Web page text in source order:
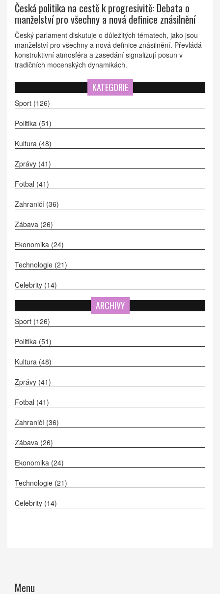
Česká politika na cestě k progresivitě: Debata o
manželství pro všechny a nová definice znásilnění
Český parlament diskutuje o důležitých tématech, jako jsou
manželství pro všechny a nová definice znásilnění. Převládá
konstruktivní atmosféra a zasedání signalizují posun v
tradičních mocenských dynamikách.
KATEGORIE
Sport (126)
Politika (51)
Kultura (48)
Zprávy (41)
Fotbal (41)
Zahraničí (36)
Zábava (26)
Ekonomika (24)
Technologie (21)
Celebrity (14)
ARCHIVY
Sport (126)
Politika (51)
Kultura (48)
Zprávy (41)
Fotbal (41)
Zahraničí (36)
Zábava (26)
Ekonomika (24)
Technologie (21)
Celebrity (14)
Menu